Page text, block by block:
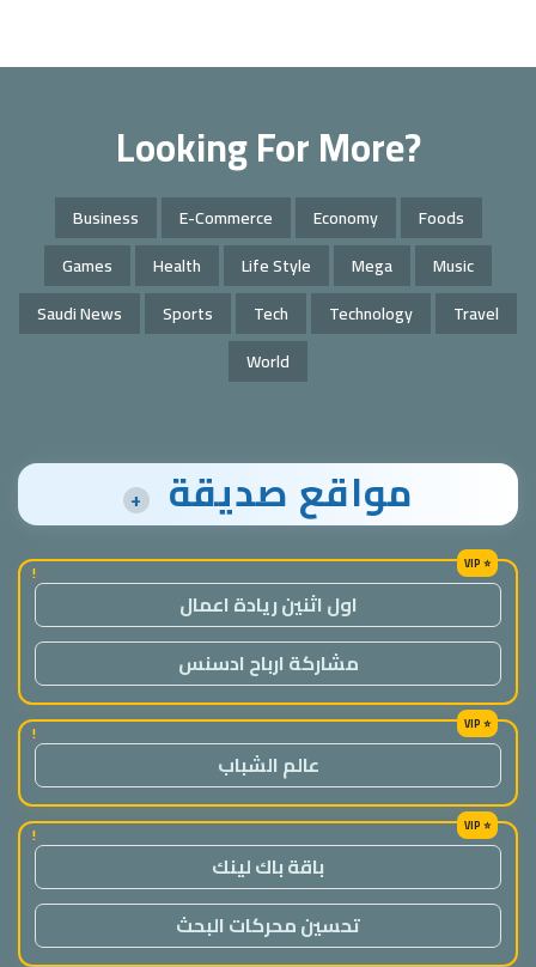
Looking For More?
Business E-Commerce Economy
Foods
Games
Health Life Style Mega
Music
Saudi News
Sports Tech Technology
Travel
World
مواقع صديقة +
!
اول اثنين ريادة اعمال
مشاركة ارباح ادسنس
!
عالم الشباب
!
باقة باك لينك
تحسين محركات البحث